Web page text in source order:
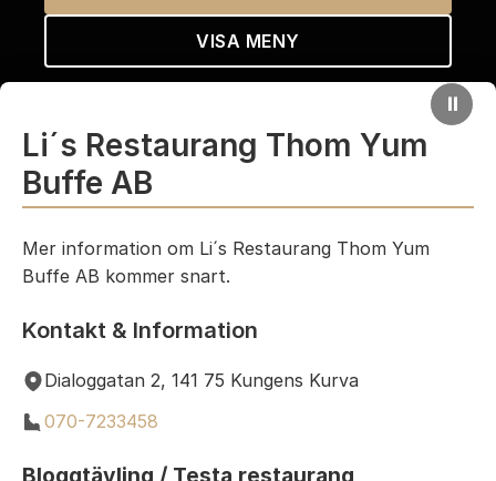
VISA MENY
⏸
Li´s Restaurang Thom Yum
Buffe AB
Mer information om Li´s Restaurang Thom Yum
Buffe AB kommer snart.
Kontakt & Information
Dialoggatan 2, 141 75 Kungens Kurva
070-7233458
Bloggtävling / Testa restaurang